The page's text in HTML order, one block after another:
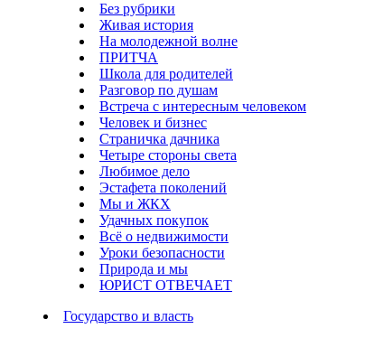
Без рубрики
Живая история
На молодежной волне
ПРИТЧА
Школа для родителей
Разговор по душам
Встреча с интересным человеком
Человек и бизнес
Страничка дачника
Четыре стороны света
Любимое дело
Эстафета поколений
Мы и ЖКХ
Удачных покупок
Всё о недвижимости
Уроки безопасности
Природа и мы
ЮРИСТ ОТВЕЧАЕТ
Государство и власть